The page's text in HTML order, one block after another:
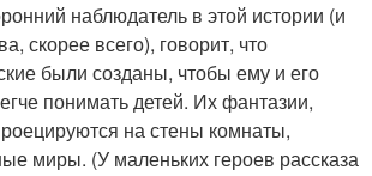
наблюдатель в этой истории (и
скорее всего), говорит, что
были созданы, чтобы ему и его
понимать детей. Их фантазии,
на стены комнаты,
миры. (У маленьких героев рассказа